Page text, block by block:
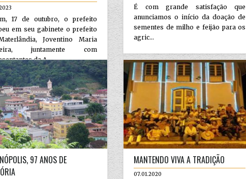
17 de outubro, o prefeito
em seu gabinete o prefeito
Joventino Maria
juntamente com
da A...
É com grande satisfação que
anunciamos o início da doação de
sementes de milho e feijão para os
agric...
97 ANOS DE
MANTENDO VIVA A TRADIÇÃO
07.01.2020